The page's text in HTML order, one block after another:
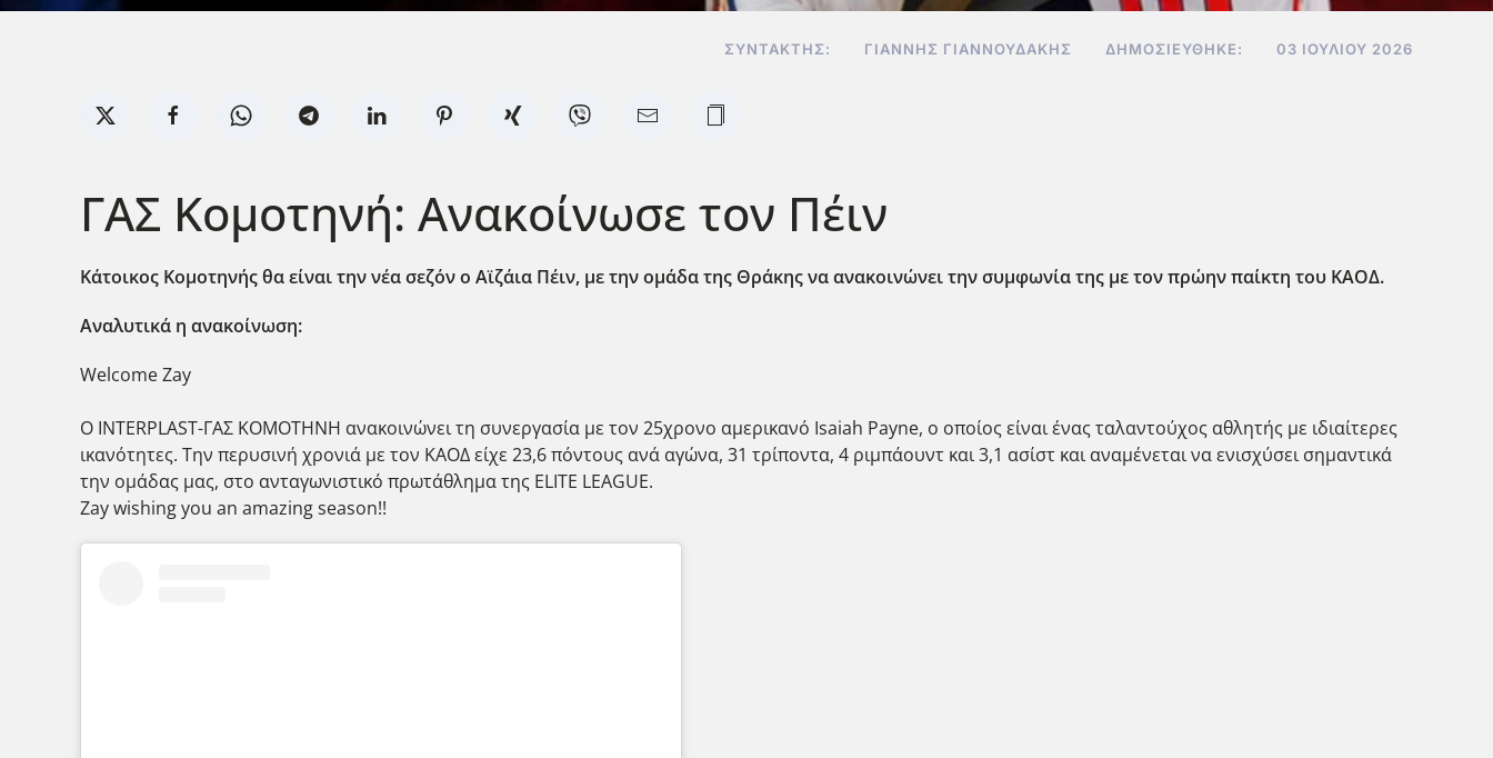
ΣΥΝΤΆΚΤΗΣ: ΓΙΆΝΝΗΣ ΓΙΑΝΝΟΥΔΆΚΗΣ ΔΗΜΟΣΙΕΎΘΗΚΕ: 03 ΙΟΥΛΊΟΥ 2026
ΓΑΣ Κομοτηνή: Ανακοίνωσε τον Πέιν
Κάτοικος Κομοτηνής θα είναι την νέα σεζόν ο Αϊζάια Πέιν, με την ομάδα της Θράκης να ανακοινώνει την συμφωνία της με τον πρώην παίκτη του ΚΑΟΔ.
Αναλυτικά η ανακοίνωση:
Welcome Zay
Ο INTERPLAST-ΓΑΣ ΚΟΜΟΤΗΝΗ ανακοινώνει τη συνεργασία με τον 25χρονο αμερικανό Isaiah Payne, ο οποίος είναι ένας ταλαντούχος αθλητής με ιδιαίτερες
ικανότητες. Την περυσινή χρονιά με τον ΚΑΟΔ είχε 23,6 πόντους ανά αγώνα, 31 τρίποντα, 4 ριμπάουντ και 3,1 ασίστ και αναμένεται να ενισχύσει σημαντικά
την ομάδας μας, στο ανταγωνιστικό πρωτάθλημα της ELITE LEAGUE.
Zay wishing you an amazing season!!